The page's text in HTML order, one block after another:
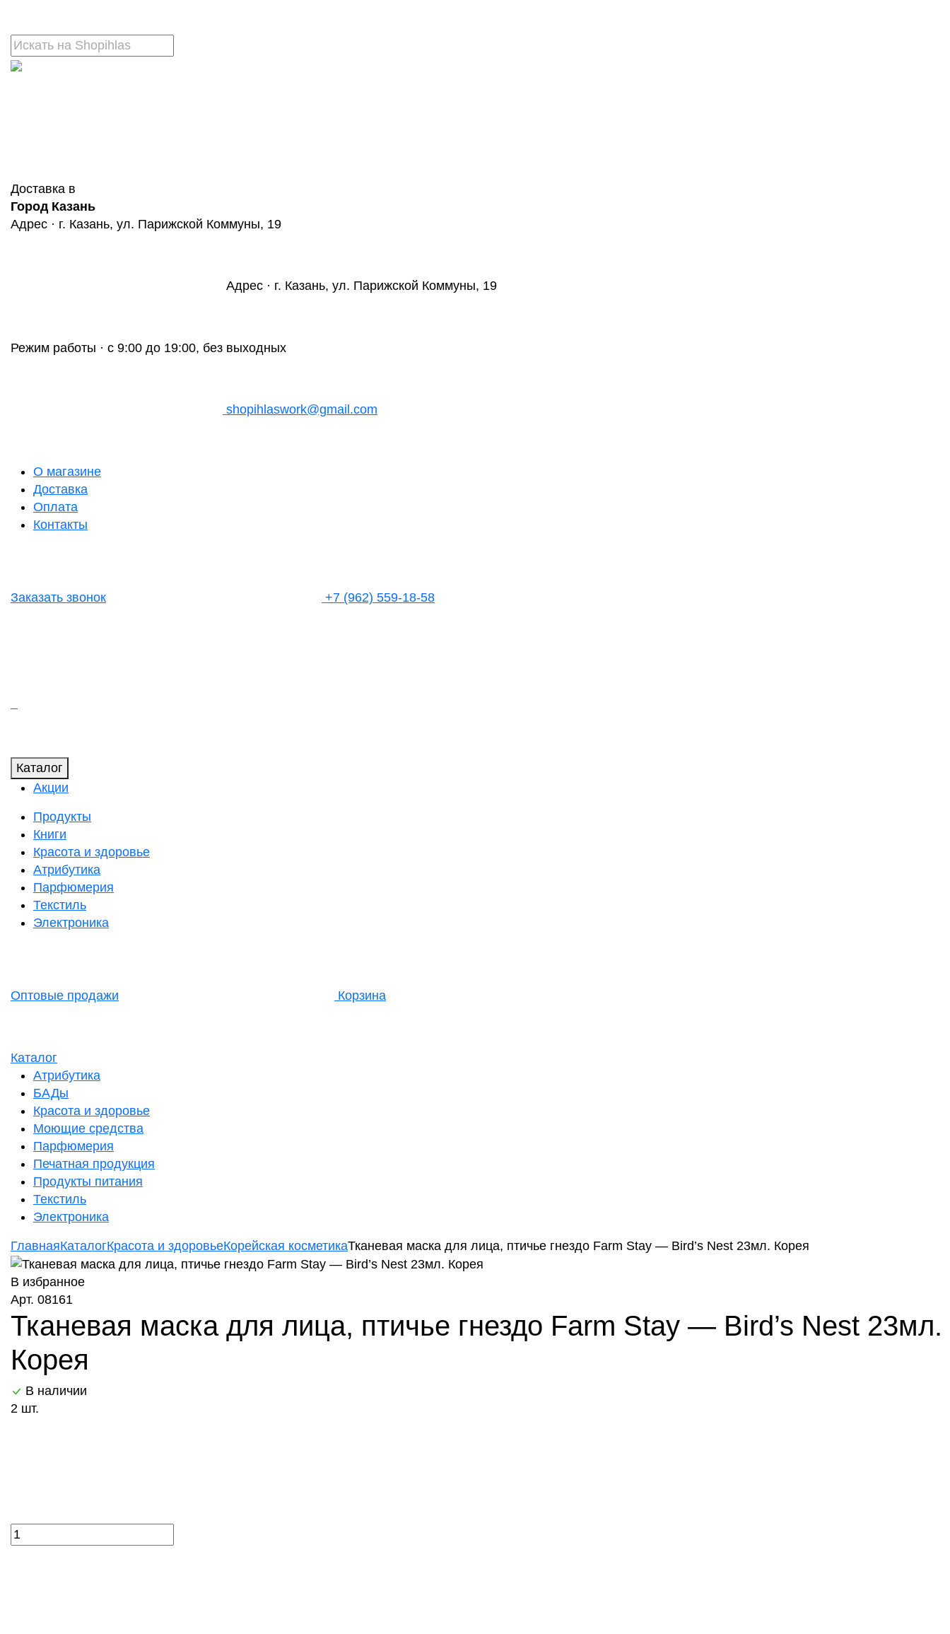
Доставка в
Город Казань
Адрес · г. Казань, ул. Парижской Коммуны, 19
Адрес · г. Казань, ул. Парижской Коммуны, 19
Режим работы · с 9:00 до 19:00, без выходных
shopihlaswork@gmail.com
О магазине
Доставка
Оплата
Контакты
Заказать звонок +7 (962) 559-18-58
Каталог
Акции
Продукты
Книги
Красота и здоровье
Атрибутика
Парфюмерия
Текстиль
Электроника
Оптовые продажи Корзина
Каталог
Атрибутика
БАДы
Красота и здоровье
Моющие средства
Парфюмерия
Печатная продукция
Продукты питания
Текстиль
Электроника
ГлавнаяКаталогКрасота и здоровьеКорейская косметикаТканевая маска для лица, птичье гнездо Farm Stay — Bird’s Nest 23мл. Корея
В избранное
Арт. 08161
Тканевая маска для лица, птичье гнездо Farm Stay — Bird’s Nest 23мл.
Корея
В наличии
2 шт.